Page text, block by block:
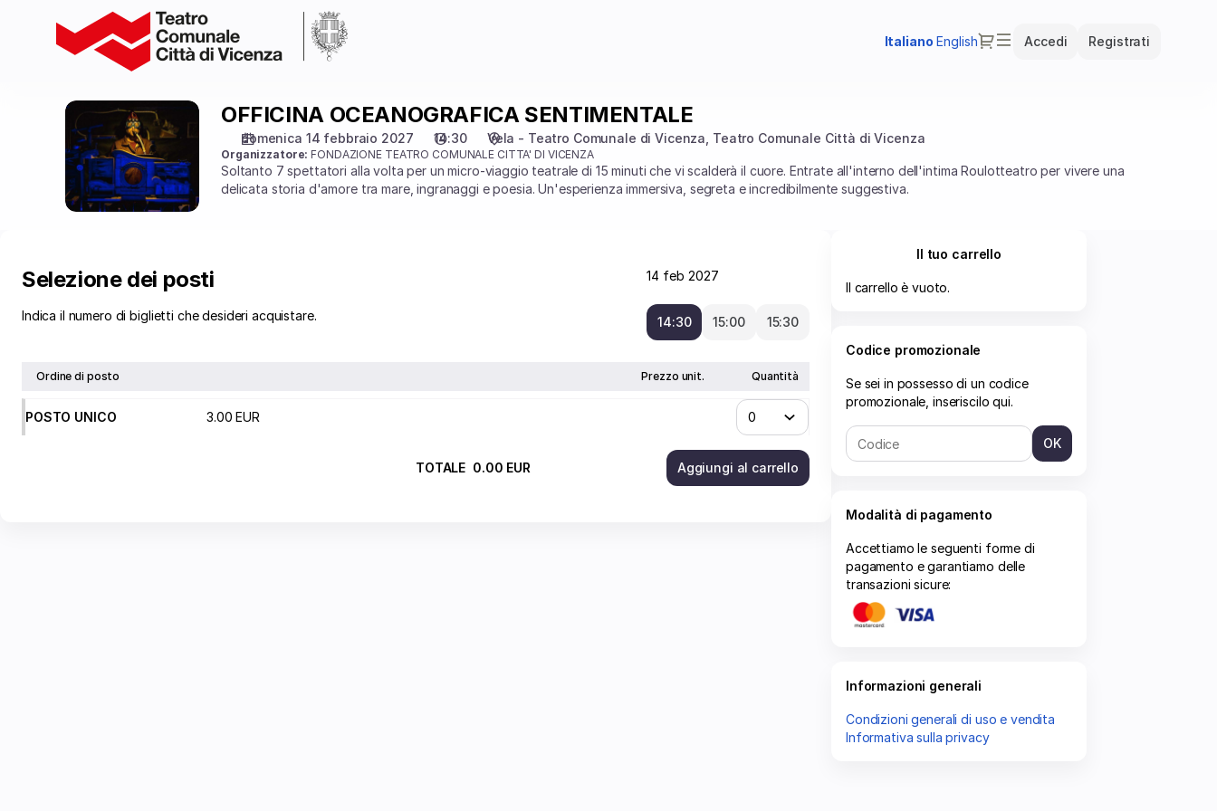
Lingua
Italiano English Dialogo
Accedi Registrati
OFFICINA
OCEANOGRAFICA
SENTIMENTALE]
OFFICINA
OCEANOGRAFICA
SENTIMENTALE
OFFICINA OCEANOGRAFICA SENTIMENTALE
domenica 14 febbraio 2027 14:30 Vela - Teatro Comunale di Vicenza Teatro Comunale Città di Vicenza
Organizzatore:FONDAZIONE TEATRO COMUNALE CITTA' DI VICENZA
Soltanto 7 spettatori alla volta per un micro-viaggio teatrale di 15 minuti che vi scalderà il cuore. Entrate all'interno dell'intima Roulotteatro per vivere una
delicata storia d'amore tra mare, ingranaggi e poesia. Un'esperienza immersiva, segreta e incredibilmente suggestiva.
Selezione dei posti
Indica il numero di biglietti che desideri acquistare.
14 feb 2027
14:30 15:00 15:30
Ordine di posto Quantità
Prezzo unit.
POSTO UNICO 3.00 EUR
TOTALE 0.00 EUR Aggiungi al carrello
Il tuo carrello
Il carrello è vuoto.
Codice promozionale
Se sei in possesso di un codice
promozionale, inseriscilo qui.
OK
Modalità di pagamento
Accettiamo le seguenti forme di
pagamento e garantiamo delle
transazioni sicure:
Informazioni generali
Condizioni generali di uso e vendita
Informativa sulla privacy